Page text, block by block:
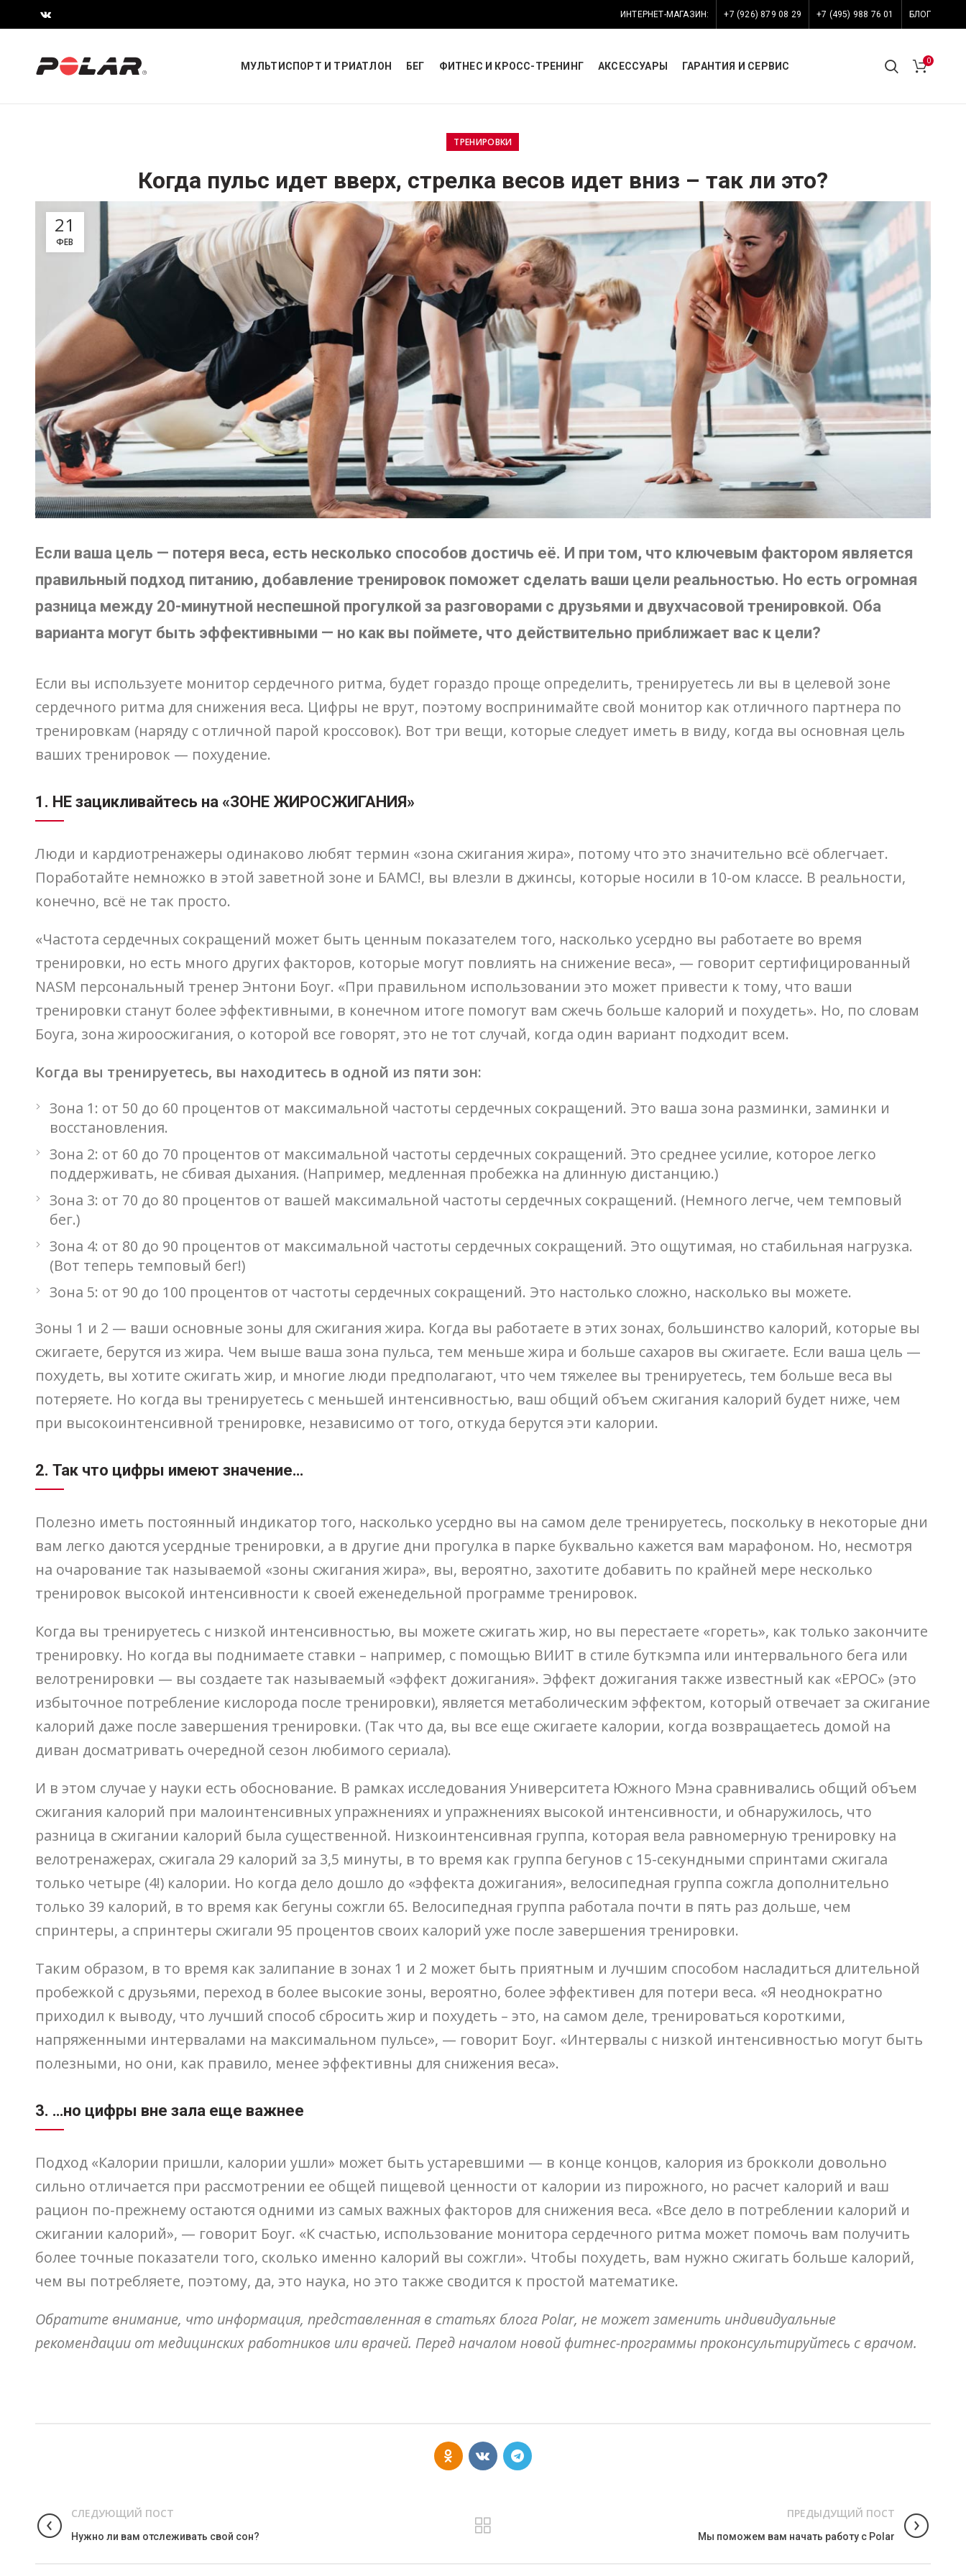
ИНТЕРНЕТ-МАГАЗИН: +7 (926) 879 08 29 +7 (495) 988 76 01 БЛОГ
МУЛЬТИСПОРТ И ТРИАТЛОН БЕГ ФИТНЕС И КРОСС-ТРЕНИНГ АКСЕССУАРЫ ГАРАНТИЯ И СЕРВИС 0
ТРЕНИРОВКИ
Когда пульс идет вверх, стрелка весов идет вниз – так ли это?
21
ФЕВ
Если ваша цель — потеря веса, есть несколько способов достичь её. И при том, что ключевым фактором является
правильный подход питанию, добавление тренировок поможет сделать ваши цели реальностью. Но есть огромная
разница между 20-минутной неспешной прогулкой за разговорами с друзьями и двухчасовой тренировкой. Оба
варианта могут быть эффективными — но как вы поймете, что действительно приближает вас к цели?
Если вы используете монитор сердечного ритма, будет гораздо проще определить, тренируетесь ли вы в целевой зоне
сердечного ритма для снижения веса. Цифры не врут, поэтому воспринимайте свой монитор как отличного партнера по
тренировкам (наряду с отличной парой кроссовок). Вот три вещи, которые следует иметь в виду, когда вы основная цель
ваших тренировок — похудение.
1. НЕ зацикливайтесь на «ЗОНЕ ЖИРОСЖИГАНИЯ»
Люди и кардиотренажеры одинаково любят термин «зона сжигания жира», потому что это значительно всё облегчает.
Поработайте немножко в этой заветной зоне и БАМС!, вы влезли в джинсы, которые носили в 10-ом классе. В реальности,
конечно, всё не так просто.
«Частота сердечных сокращений может быть ценным показателем того, насколько усердно вы работаете во время
тренировки, но есть много других факторов, которые могут повлиять на снижение веса», — говорит сертифицированный
NASM персональный тренер Энтони Боуг. «При правильном использовании это может привести к тому, что ваши
тренировки станут более эффективными, в конечном итоге помогут вам сжечь больше калорий и похудеть». Но, по словам
Боуга, зона жироосжигания, о которой все говорят, это не тот случай, когда один вариант подходит всем.
Когда вы тренируетесь, вы находитесь в одной из пяти зон:
Зона 1: от 50 до 60 процентов от максимальной частоты сердечных сокращений. Это ваша зона разминки, заминки и
восстановления.
Зона 2: от 60 до 70 процентов от максимальной частоты сердечных сокращений. Это среднее усилие, которое легко
поддерживать, не сбивая дыхания. (Например, медленная пробежка на длинную дистанцию.)
Зона 3: от 70 до 80 процентов от вашей максимальной частоты сердечных сокращений. (Немного легче, чем темповый
бег.)
Зона 4: от 80 до 90 процентов от максимальной частоты сердечных сокращений. Это ощутимая, но стабильная нагрузка.
(Вот теперь темповый бег!)
Зона 5: от 90 до 100 процентов от частоты сердечных сокращений. Это настолько сложно, насколько вы можете.
Зоны 1 и 2 — ваши основные зоны для сжигания жира. Когда вы работаете в этих зонах, большинство калорий, которые вы
сжигаете, берутся из жира. Чем выше ваша зона пульса, тем меньше жира и больше сахаров вы сжигаете. Если ваша цель —
похудеть, вы хотите сжигать жир, и многие люди предполагают, что чем тяжелее вы тренируетесь, тем больше веса вы
потеряете. Но когда вы тренируетесь с меньшей интенсивностью, ваш общий объем сжигания калорий будет ниже, чем
при высокоинтенсивной тренировке, независимо от того, откуда берутся эти калории.
2. Так что цифры имеют значение…
Полезно иметь постоянный индикатор того, насколько усердно вы на самом деле тренируетесь, поскольку в некоторые дни
вам легко даются усердные тренировки, а в другие дни прогулка в парке буквально кажется вам марафоном. Но, несмотря
на очарование так называемой «зоны сжигания жира», вы, вероятно, захотите добавить по крайней мере несколько
тренировок высокой интенсивности к своей еженедельной программе тренировок.
Когда вы тренируетесь с низкой интенсивностью, вы можете сжигать жир, но вы перестаете «гореть», как только закончите
тренировку. Но когда вы поднимаете ставки – например, с помощью ВИИТ в стиле буткэмпа или интервального бега или
велотренировки — вы создаете так называемый «эффект дожигания». Эффект дожигания также известный как «EPOC» (это
избыточное потребление кислорода после тренировки), является метаболическим эффектом, который отвечает за сжигание
калорий даже после завершения тренировки. (Так что да, вы все еще сжигаете калории, когда возвращаетесь домой на
диван досматривать очередной сезон любимого сериала).
И в этом случае у науки есть обоснование. В рамках исследования Университета Южного Мэна сравнивались общий объем
сжигания калорий при малоинтенсивных упражнениях и упражнениях высокой интенсивности, и обнаружилось, что
разница в сжигании калорий была существенной. Низкоинтенсивная группа, которая вела равномерную тренировку на
велотренажерах, сжигала 29 калорий за 3,5 минуты, в то время как группа бегунов с 15-секундными спринтами сжигала
только четыре (4!) калории. Но когда дело дошло до «эффекта дожигания», велосипедная группа сожгла дополнительно
только 39 калорий, в то время как бегуны сожгли 65. Велосипедная группа работала почти в пять раз дольше, чем
спринтеры, а спринтеры сжигали 95 процентов своих калорий уже после завершения тренировки.
Таким образом, в то время как залипание в зонах 1 и 2 может быть приятным и лучшим способом насладиться длительной
пробежкой с друзьями, переход в более высокие зоны, вероятно, более эффективен для потери веса. «Я неоднократно
приходил к выводу, что лучший способ сбросить жир и похудеть – это, на самом деле, тренироваться короткими,
напряженными интервалами на максимальном пульсе», — говорит Боуг. «Интервалы с низкой интенсивностью могут быть
полезными, но они, как правило, менее эффективны для снижения веса».
3. …но цифры вне зала еще важнее
Подход «Калории пришли, калории ушли» может быть устаревшими — в конце концов, калория из брокколи довольно
сильно отличается при рассмотрении ее общей пищевой ценности от калории из пирожного, но расчет калорий и ваш
рацион по-прежнему остаются одними из самых важных факторов для снижения веса. «Все дело в потреблении калорий и
сжигании калорий», — говорит Боуг. «К счастью, использование монитора сердечного ритма может помочь вам получить
более точные показатели того, сколько именно калорий вы сожгли». Чтобы похудеть, вам нужно сжигать больше калорий,
чем вы потребляете, поэтому, да, это наука, но это также сводится к простой математике.
Обратите внимание, что информация, представленная в статьях блога Polar, не может заменить индивидуальные
рекомендации от медицинских работников или врачей. Перед началом новой фитнес-программы проконсультируйтесь с врачом.
СЛЕДУЮЩИЙ ПОСТ
Нужно ли вам отслеживать свой сон?
ПРЕДЫДУЩИЙ ПОСТ
Мы поможем вам начать работу с Polar